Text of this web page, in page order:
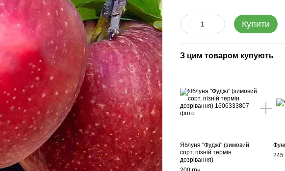
Купити
З цим товаром купують
Яблуня "Фуджі" (зимовий
сорт, пізній термін
дозрівання)
245